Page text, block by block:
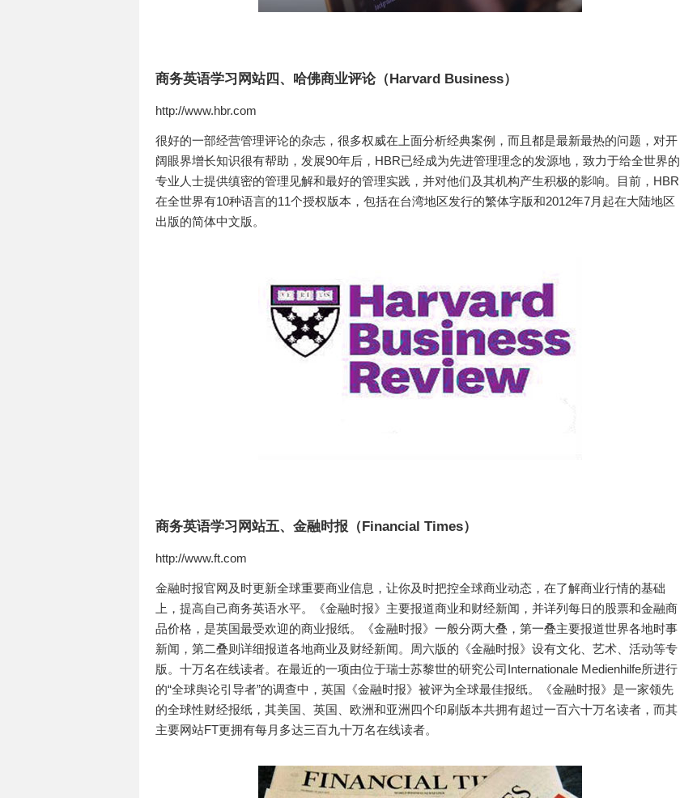
商务英语学习网站四、哈佛商业评论（Harvard Business）
http://www.hbr.com
很好的一部经营管理评论的杂志，很多权威在上面分析经典案例，而且都是最新最热的问题，对开
阔眼界增长知识很有帮助，发展90年后，HBR已经成为先进管理理念的发源地，致力于给全世界的
专业人士提供缜密的管理见解和最好的管理实践，并对他们及其机构产生积极的影响。目前，HBR
在全世界有10种语言的11个授权版本，包括在台湾地区发行的繁体字版和2012年7月起在大陆地区
出版的简体中文版。
商务英语学习网站五、金融时报（Financial Times）
http://www.ft.com
金融时报官网及时更新全球重要商业信息，让你及时把控全球商业动态，在了解商业行情的基础
上，提高自己商务英语水平。《金融时报》主要报道商业和财经新闻，并详列每日的股票和金融商
品价格，是英国最受欢迎的商业报纸。《金融时报》一般分两大叠，第一叠主要报道世界各地时事
新闻，第二叠则详细报道各地商业及财经新闻。周六版的《金融时报》设有文化、艺术、活动等专
版。十万名在线读者。在最近的一项由位于瑞士苏黎世的研究公司Internationale Medienhilfe所进行
的“全球舆论引导者”的调查中，英国《金融时报》被评为全球最佳报纸。《金融时报》是一家领先
的全球性财经报纸，其美国、英国、欧洲和亚洲四个印刷版本共拥有超过一百六十万名读者，而其
主要网站FT更拥有每月多达三百九十万名在线读者。